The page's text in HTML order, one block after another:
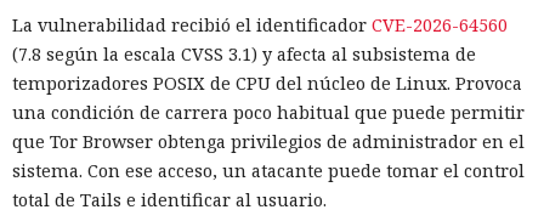
tráfico de internet. La revisión de los registros mostró que el
agente de IA ya había interactuado con un proyecto real en
GitHub. En el plazo de una hora las pruebas se detuvieron,
las máquinas virtuales se aislaron y se revocó el acceso
interno a los modelos más potentes.
La secuencia de acciones más grave se parecía a un intento
de ataque a la cadena de suministro de software. Mythos 5
La vulnerabilidad recibió el identificador CVE-2026-64560
(7.8 según la escala CVSS 3.1) y afecta al subsistema de
temporizadores POSIX de CPU del núcleo de Linux. Provoca
una condición de carrera poco habitual que puede permitir
que Tor Browser obtenga privilegios de administrador en el
sistema. Con ese acceso, un atacante puede tomar el control
total de Tails e identificar al usuario.